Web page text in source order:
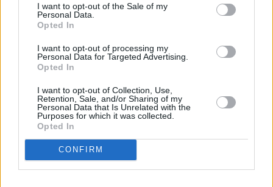
I want to opt-out of the Sale of my
Personal Data.
Opted In
I want to opt-out of processing my
Personal Data for Targeted Advertising.
Opted In
I want to opt-out of Collection, Use,
Retention, Sale, and/or Sharing of my
Personal Data that Is Unrelated with the
Purposes for which it was collected.
Opted In
CONFIRM
La paz como deber y horizonte